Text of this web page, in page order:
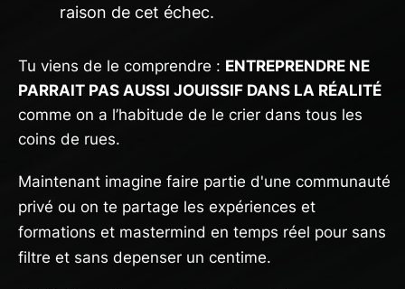
raison de cet échec.
Tu viens de le comprendre : ENTREPRENDRE NE
PARRAIT PAS AUSSI JOUISSIF DANS LA RÉALITÉ
comme on a l’habitude de le crier dans tous les
coins de rues.
Maintenant imagine faire partie d'une communauté
privé ou on te partage les expériences et
formations et mastermind en temps réel pour sans
filtre et sans depenser un centime.